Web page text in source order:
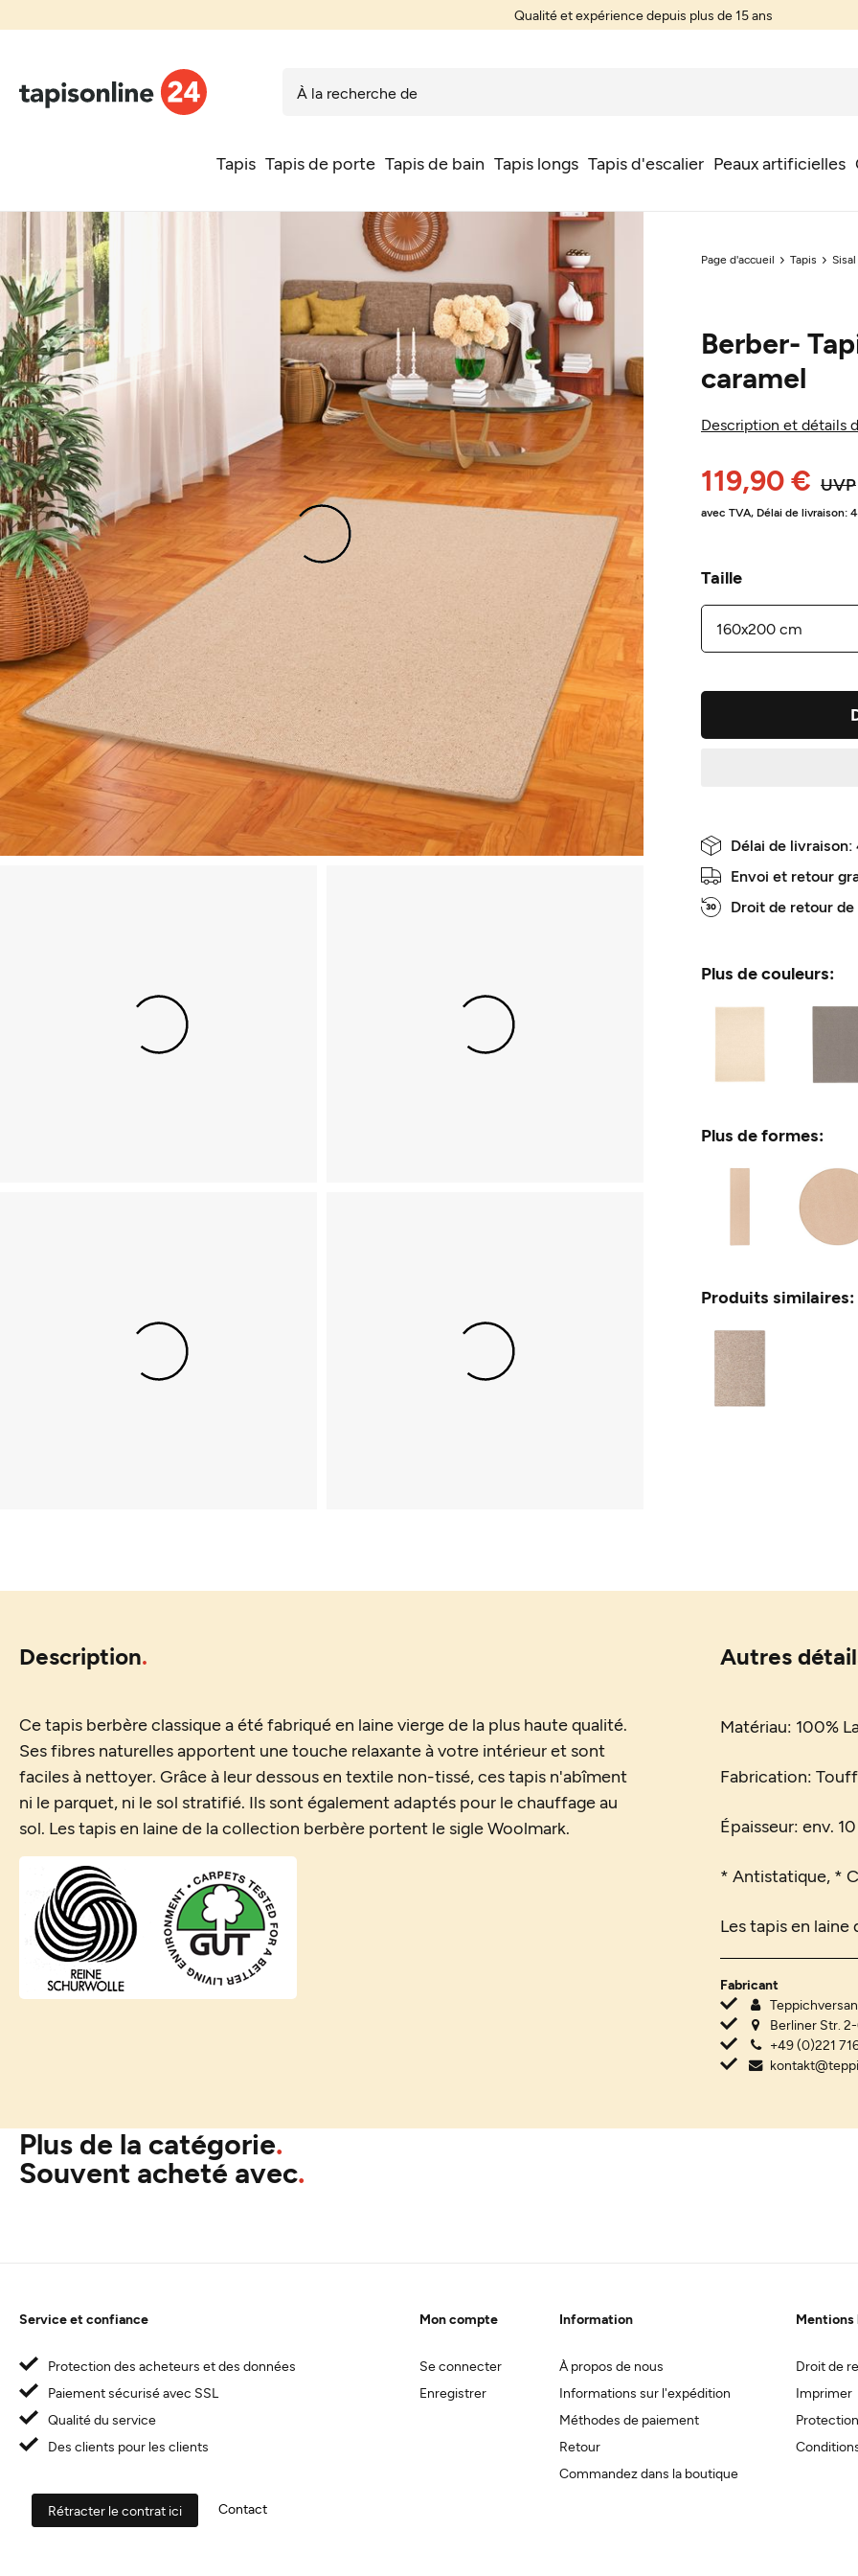
Qualité et expérience depuis plus de 15 ans
Tapis Tapis de porte Tapis de bain Tapis longs Tapis d'escalier Peaux artificielles
Page d'accueil Tapis
Berber-
caramel
Description et détails
119,90 € UVP
avec TVA, Délai de livraison:
Taille
Délai de
Envoi et retour
Droit de retour
Plus de couleurs:
Plus de formes:
Produits similaires:
Description
Ce tapis berbère classique a été fabriqué en laine vierge de la plus haute qualité.
Ses fibres naturelles apportent une touche relaxante à votre intérieur et sont
faciles à nettoyer. Grâce à leur dessous en textile non-tissé, ces tapis n'abîment
ni le parquet, ni le sol stratifié. Ils sont également adaptés pour le chauffage au
sol. Les tapis en laine de la collection berbère portent le sigle Woolmark.
Autres
Matériau: 100%
Fabrication:
Épaisseur: env.
* Antistatique, *
Les tapis en
Fabricant
Berliner Str.
+49 (0)221
Plus de la catégorie
Souvent acheté avec
Mon compte
Se connecter
Enregistrer
Information
À propos de nous
Informations sur l'expédition
Méthodes de paiement
Retour
Commandez dans la boutique
Mentions
Droit de
Imprimer
Service et confiance
Protection des acheteurs et des données
Paiement sécurisé avec SSL
Qualité du service
Des clients pour les clients
Rétracter le contrat ici Contact